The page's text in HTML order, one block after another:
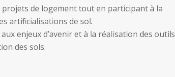
de logement tout en participant à la
artificialisations de sol.
enjeux d’avenir et à la réalisation des outils
des sols.